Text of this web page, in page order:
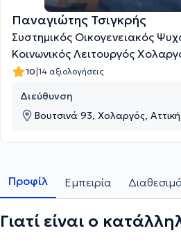
Παναγιώτης Τσιγκρής
Συστημικός Οικογενειακός
Κοινωνικός Λειτουργός
10|14 αξιολογήσεις
Διεύθυνση
Βουτσινά 93, Χολαργός, Αττική
Προφίλ Εμπειρία
Γιατί είναι ο